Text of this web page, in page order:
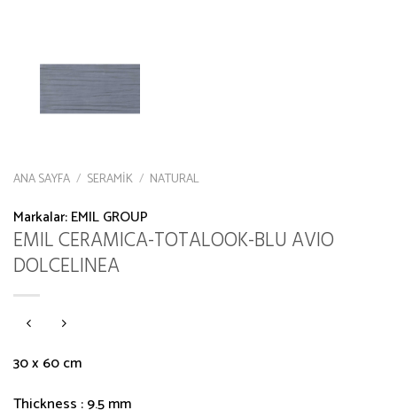
ANA SAYFA / SERAMIK / NATURAL
Markalar:EMIL GROUP
EMIL CERAMICA-TOTALOOK-BLU AVIO
DOLCELINEA
30 x 60 cm
Thickness : 9.5 mm